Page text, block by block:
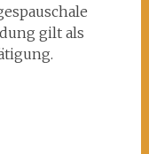
gilt als